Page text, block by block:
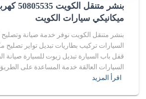
بنشر متنقل
ميكانيكي سيارات الكويت
بنشر متنقل الكويت نوفر خدمة صيانة وتصليح
السيارات تركيب بطاريات تبديل تواير تصليح
قفل باب السيارة تبديل زيوت للسيارة صيانة
السيارات العالقة خدمة المساعدة على
اقرأ المزيد